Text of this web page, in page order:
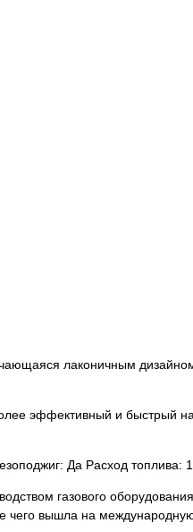
лаконичным
эффективный и быстрый
Да Расход топлива:
газового
вышла на